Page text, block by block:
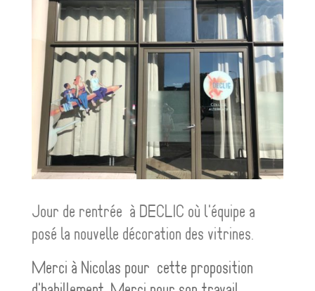
Jour de rentrée à DECLIC où l'équipe a
posé la nouvelle décoration des vitrines.
Merci à Nicolas pour cette proposition